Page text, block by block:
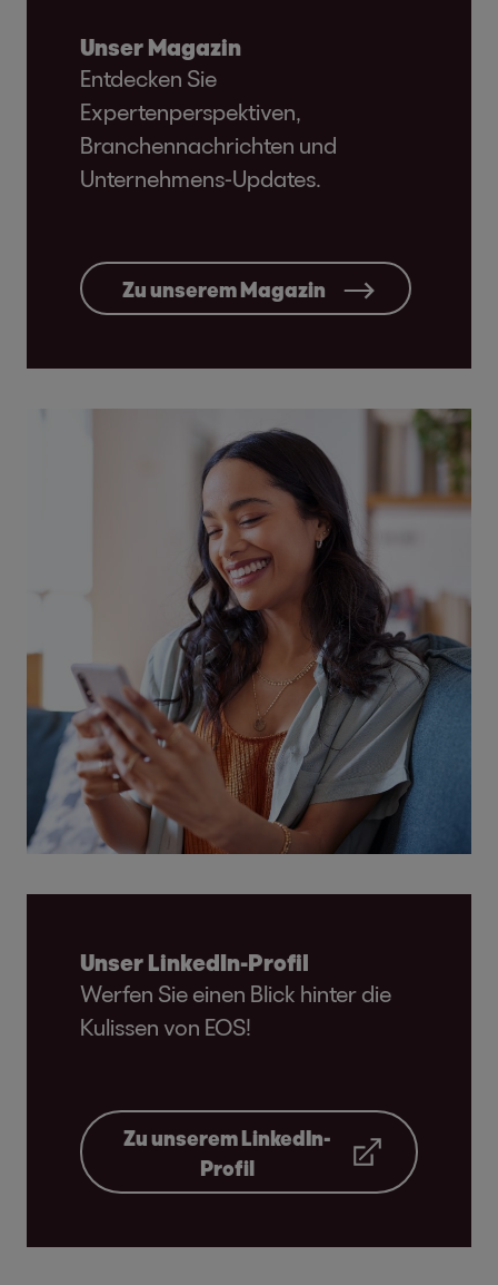
Unser Magazin
Entdecken Sie
Expertenperspektiven,
Branchennachrichten und
Unternehmens-Updates.
Zu unserem Magazin
Unser LinkedIn-Profil
Werfen Sie einen Blick hinter die
Kulissen von EOS!
Zu unserem LinkedIn-
Profil